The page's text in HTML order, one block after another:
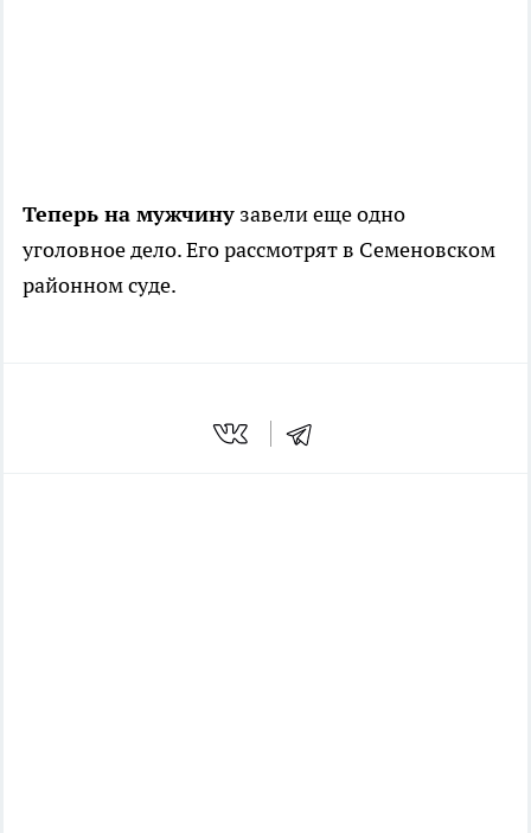
Теперь на мужчину завели еще одно
уголовное дело. Его рассмотрят в Семеновском
районном суде.